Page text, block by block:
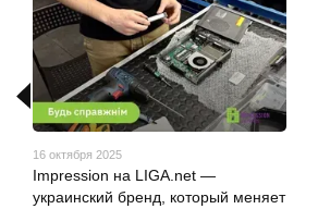
16 октября 2025
Impression на LIGA.net —
украинский бренд, который меняет